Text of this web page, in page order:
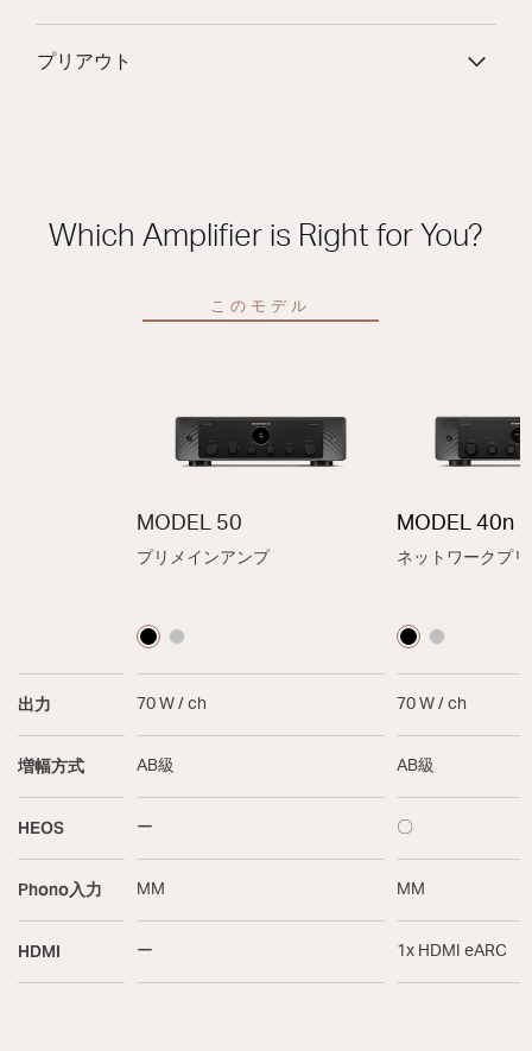
プリアウト
Which Amplifier is Right for You?
出力
増幅方式
HEOS
Phono入力
HDMI
このモデル
MODEL 50
プリメインアンプ
70 W / ch
AB級
ー
MM
ー
MODEL 40n
ネットワークプ
70 W / ch
AB級
〇
MM
1x HDMI eARC